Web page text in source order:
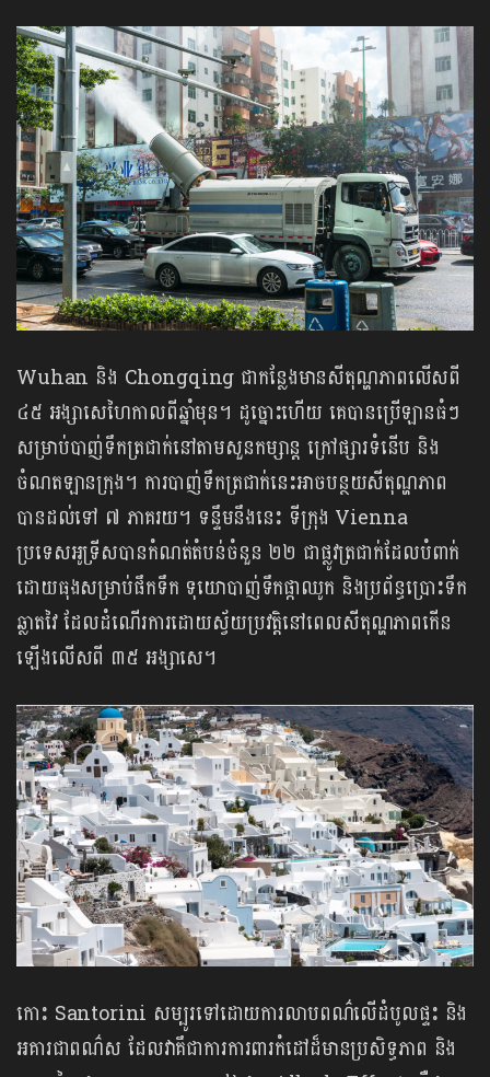
Wuhan និង Chongqing ជាកន្លែងមានសីតុណ្ហភាពលើសពី
៤៥ អង្សាសេហៃកាលពីឆ្នាំមុន។ ដូច្នោះហើយ គេបានប្រើឡានធំៗ
សម្រាប់បាញ់ទឹកត្រជាក់នៅតាមសួនកម្សាន្ត ក្រៅផ្សារទំនើប និង
ចំណតឡានក្រុង។ ការបាញ់ទឹកត្រជាក់នេះអាចបន្ថយសីតុណ្ហភាព
បានដល់ទៅ ៧ ភាគរយ។ ទន្ទឹមនឹងនេះ ទីក្រុង Vienna
ប្រទេសអូទ្រីសបានកំណត់តំបន់ចំនួន ២២ ជាផ្លូវត្រជាក់ដែលបំពាក់
ដោយធុងសម្រាប់ផឹកទឹក ទុយោបាញ់ទឹកផ្កាឈូក និងប្រព័ន្ធប្រោះទឹក
ឆ្លាតវៃ ដែលដំណើរការដោយស្វ័យប្រវត្តិនៅពេលសីតុណ្ហភាពកើន
ឡើងលើសពី ៣៥ អង្សាសេ។
កោះ Santorini សម្បូរទៅដោយការលាបពណ៌លើដំបូលផ្ទះ និង
អគារជាពណ៌ស ដែលវាគឹជាការការពារកំដៅដ៏មានប្រសិទ្ធភាព និង